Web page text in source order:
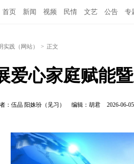
首页 新闻 视频 民情 文艺 公告 专
实践（网站） > 正文
爱心家庭赋能
：伍品 阳姝玢（见习） 编辑：胡君 2026-06-